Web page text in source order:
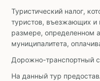
Туристический налог,
туристов, въезжающих
размере, определенном
муниципалитета,
Дорожно-транспортный
На данный тур